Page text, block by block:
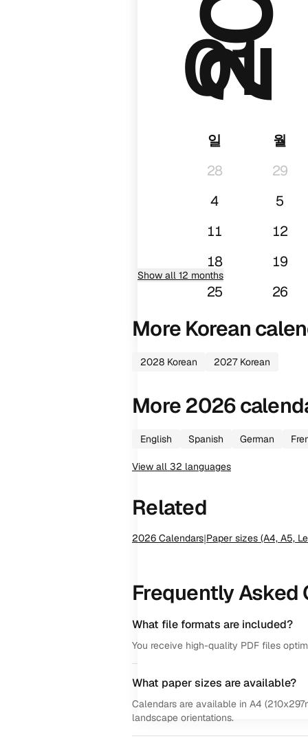
01
일 월
28
29
4
5
11
12
18
19
25
26
Show all 12 months
More Korean
2028 Korean 2027 Korean
More2026
English Spanish German
View all 32 languages
Related
2026 Calendars|Paper sizes (A4, A5,
Frequently Asked
What file formats are included?
You receive high-quality PDF files
What paper sizes are available?
Calendars are available in A4
landscape orientations.